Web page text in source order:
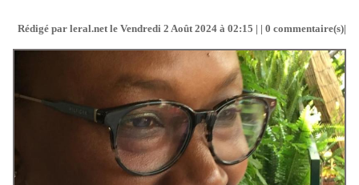
Rédigé par leral.net le Vendredi 2 Août 2024 à 02:15 | | 0 commentaire(s)|